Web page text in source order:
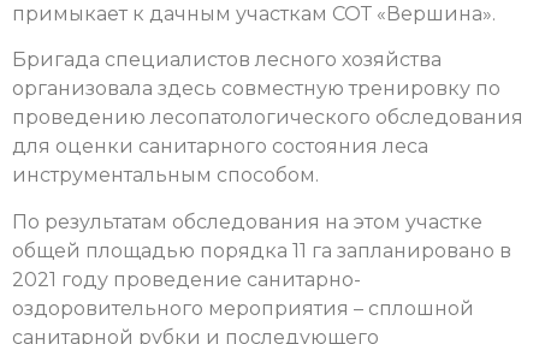
примыкает к дачным участкам СОТ «Вершина».
Бригада специалистов лесного хозяйства
организовала здесь совместную тренировку по
проведению лесопатологического обследования
для оценки санитарного состояния леса
инструментальным способом.
По результатам обследования на этом участке
общей площадью порядка 11 га запланировано в
2021 году проведение санитарно-
оздоровительного мероприятия – сплошной
санитарной рубки и последующего